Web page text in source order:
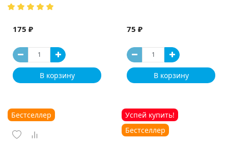
175 ₽
В корзину
75 ₽
В корзину
Бестселлер
Успей купить!
Бестселлер